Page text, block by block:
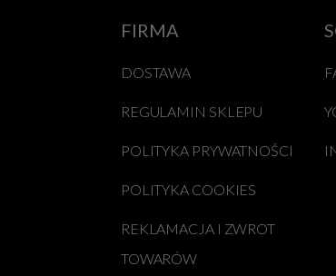
FIRMA
DOSTAWA
REGULAMIN SKLEPU
POLITYKA PRYWATNOŚCI
POLITYKA COOKIES
REKLAMACJA I ZWROT
TOWARÓW